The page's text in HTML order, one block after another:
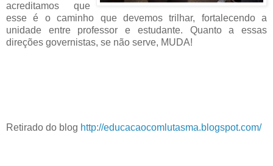
acreditamos que
esse é o caminho que devemos trilhar, fortalecendo a
unidade entre professor e estudante. Quanto a essas
direções governistas, se não serve, MUDA!
Retirado do blog http://educacaocomlutasma.blogspot.com/